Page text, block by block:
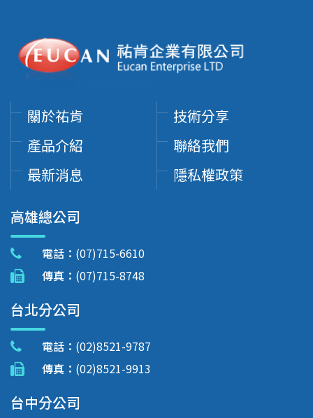
關於祐肯
產品介紹
最新消息
技術分享
聯絡我們
隱私權政策
高雄總公司
電話： (07)715-6610
傳真： (07)715-8748
台北分公司
電話： (02)8521-9787
傳真： (02)8521-9913
台中分公司